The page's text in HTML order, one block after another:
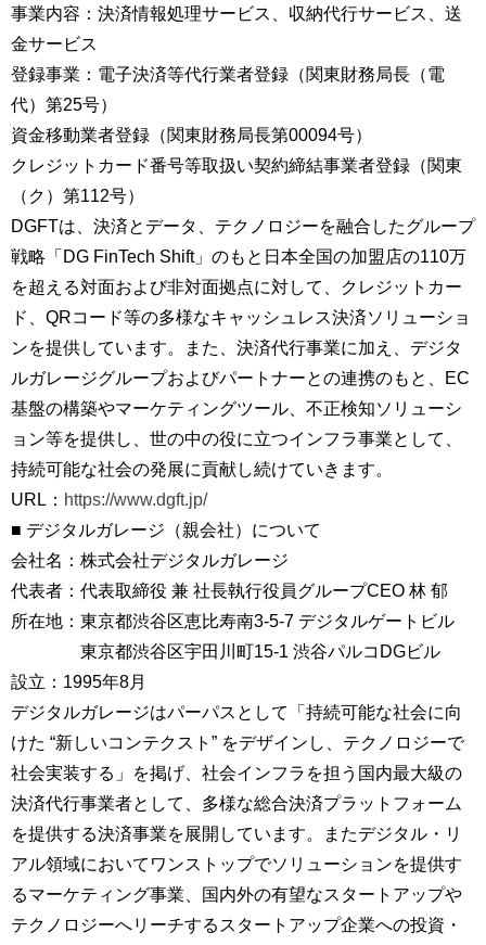
事業内容：決済情報処理サービス、収納代行サービス、送
金サービス
登録事業：電子決済等代行業者登録（関東財務局長（電
代）第25号）
資金移動業者登録（関東財務局長第00094号）
クレジットカード番号等取扱い契約締結事業者登録（関東
（ク）第112号）
DGFTは、決済とデータ、テクノロジーを融合したグループ
戦略「DG FinTech Shift」のもと日本全国の加盟店の110万
を超える対面および非対面拠点に対して、クレジットカー
ド、QRコード等の多様なキャッシュレス決済ソリューショ
ンを提供しています。また、決済代行事業に加え、デジタ
ルガレージグループおよびパートナーとの連携のもと、EC
基盤の構築やマーケティングツール、不正検知ソリューシ
ョン等を提供し、世の中の役に⽴つインフラ事業として、
持続可能な社会の発展に貢献し続けていきます。
URL： https://www.dgft.jp/
■ デジタルガレージ（親会社）について
会社名：株式会社デジタルガレージ
代表者：代表取締役 兼 社長執行役員グループCEO 林 郁
所在地：東京都渋谷区恵比寿南3-5-7 デジタルゲートビル
東京都渋谷区宇田川町15-1 渋谷パルコDGビル
設立：1995年8月
デジタルガレージはパーパスとして「持続可能な社会に向
けた “新しいコンテクスト” をデザインし、テクノロジーで
社会実装する」を掲げ、社会インフラを担う国内最大級の
決済代行事業者として、多様な総合決済プラットフォーム
を提供する決済事業を展開しています。またデジタル・リ
アル領域においてワンストップでソリューションを提供す
るマーケティング事業、国内外の有望なスタートアップや
テクノロジーへリーチするスタートアップ企業への投資・